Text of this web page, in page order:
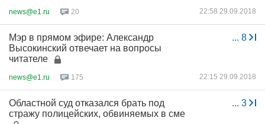
news@e1.ru 20 22:58 29.09.2018
... 8
Мэр в прямом эфире: Александр
Высокинский отвечает на вопросы
читателе
news@e1.ru 175 22:15 29.09.2018
... 3
Областной суд отказался брать под
стражу полицейских, обвиняемых в сме